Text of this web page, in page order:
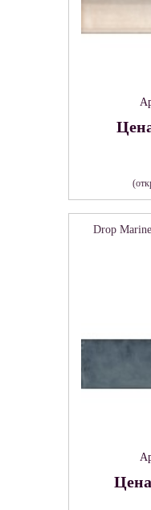
Drop